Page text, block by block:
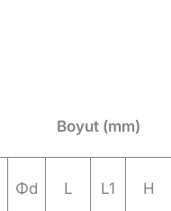
Boyut (mm)
Φd L L1 H